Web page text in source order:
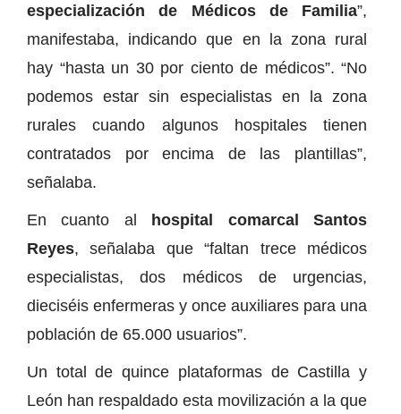
especialización de Médicos de Familia”,
manifestaba, indicando que en la zona rural
hay “hasta un 30 por ciento de médicos”. “No
podemos estar sin especialistas en la zona
rurales cuando algunos hospitales tienen
contratados por encima de las plantillas”,
señalaba.
En cuanto al hospital comarcal Santos
Reyes, señalaba que “faltan trece médicos
especialistas, dos médicos de urgencias,
dieciséis enfermeras y once auxiliares para una
población de 65.000 usuarios”.
Un total de quince plataformas de Castilla y
León han respaldado esta movilización a la que